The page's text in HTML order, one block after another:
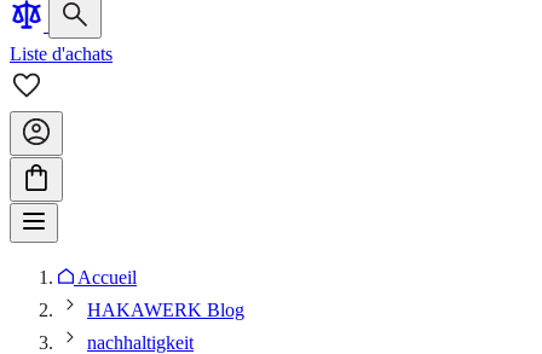
Liste d'achats
Accueil
HAKAWERK Blog
nachhaltigkeit